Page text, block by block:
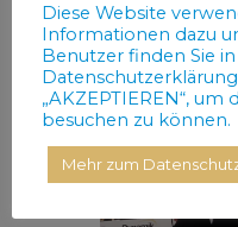
Diese Website
Informationen dazu
Benutzer finden Sie
„AKZEPTIEREN“,
besuchen zu können.
Mehr zum